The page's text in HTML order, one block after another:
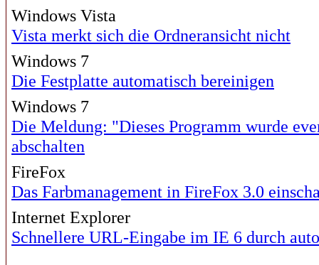
Windows Vista
Vista merkt sich die Ordneransicht nicht
Windows 7
Die Festplatte automatisch bereinigen
Windows 7
Die Meldung: "Dieses Programm wurde
abschalten
FireFox
Das Farbmanagement in FireFox 3.0
Internet Explorer
Schnellere URL-Eingabe im IE 6 durch